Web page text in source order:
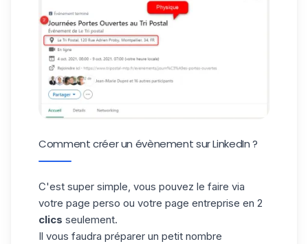
Comment créer un évènement sur LinkedIn ?
C'est super simple, vous pouvez le faire via
votre page perso ou votre page entreprise en 2
clics seulement.
Il vous faudra préparer un petit nombre